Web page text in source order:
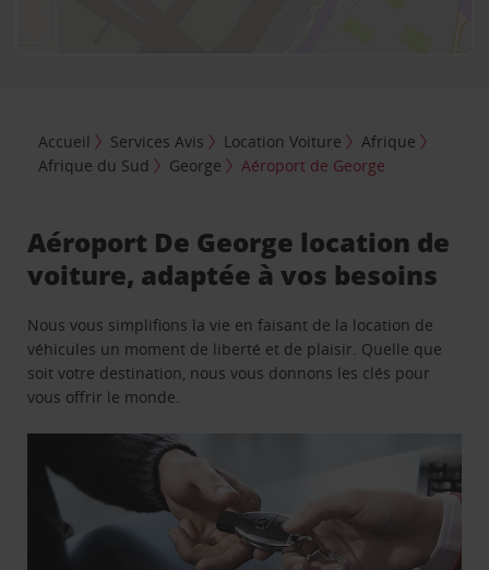
Accueil Services Avis Location Voiture
Afrique
Afrique du Sud
George Aéroport de George
Aéroport De George location de
voiture, adaptée à vos besoins
Nous vous simplifions la vie en faisant de la location de
véhicules un moment de liberté et de plaisir. Quelle que
soit votre destination, nous vous donnons les clés pour
vous offrir le monde.